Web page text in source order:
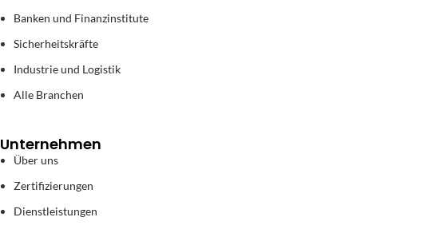
Banken und Finanzinstitute
Sicherheitskräfte
Industrie und Logistik
Alle Branchen
Unternehmen
Über uns
Zertifizierungen
Dienstleistungen